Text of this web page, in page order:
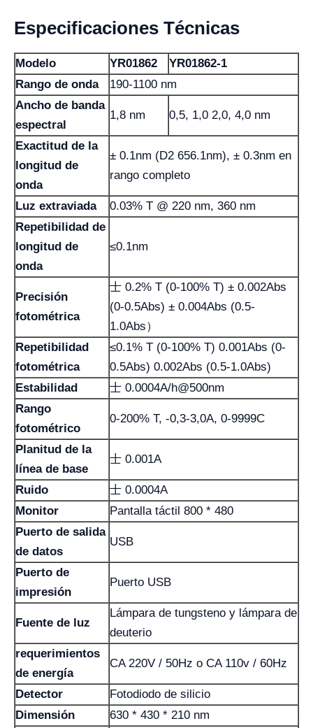
Especificaciones Técnicas
Modelo YR01862
YR01862-1
Rango de onda
190-1100 nm
Ancho de banda
espectral
1,8 nm 0,5, 1,0 2,0, 4,0 nm
Exactitud de la
longitud de
onda
± 0.1nm (D2 656.1nm), ± 0.3nm en
rango completo
Luz extraviada
0.03% T @ 220 nm, 360 nm
Repetibilidad de
longitud de
onda
≤0.1nm
Precisión
fotométrica
士 0.2% T (0-100% T) ± 0.002Abs
(0-0.5Abs) ± 0.004Abs (0.5-
1.0Abs）
Repetibilidad
fotométrica
≤0.1% T (0-100% T) 0.001Abs (0-
0.5Abs) 0.002Abs (0.5-1.0Abs)
Estabilidad
士 0.0004A/h@500nm
Rango
fotométrico
0-200% T, -0,3-3,0A, 0-9999C
Planitud de la
línea de base
士 0.001A
Ruido
士 0.0004A
Monitor
Pantalla táctil 800 * 480
Puerto de salida
de datos
USB
Puerto de
impresión
Puerto USB
Fuente de luz
Lámpara de tungsteno y lámpara de
deuterio
requerimientos
de energía
CA 220V / 50Hz o CA 110v / 60Hz
Detector
Fotodiodo de silicio
Dimensión
630 * 430 * 210 nm